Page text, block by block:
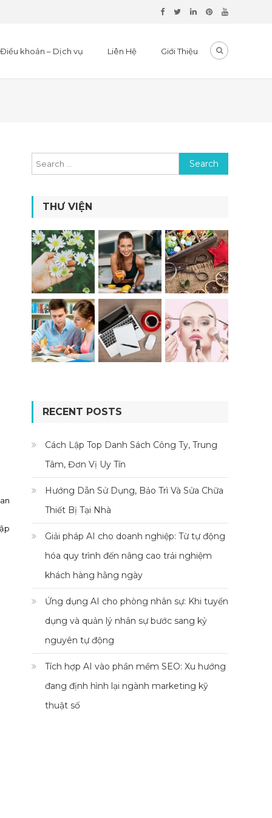
Điều khoản – Dịch vụ Liên Hệ Giới Thiệu
Search for:
THƯ VIỆN
RECENT POSTS
Cách Lập Top Danh Sách Công Ty, Trung
Tâm, Đơn Vị Uy Tín
Hướng Dẫn Sử Dụng, Bảo Trì Và Sửa Chữa
Thiết Bị Tại Nhà
Giải pháp AI cho doanh nghiệp: Từ tự động
hóa quy trình đến nâng cao trải nghiệm
khách hàng hằng ngày
Ứng dụng AI cho phòng nhân sự: Khi tuyển
dụng và quản lý nhân sự bước sang kỷ
nguyên tự động
Tích hợp AI vào phần mềm SEO: Xu hướng
đang định hình lại ngành marketing kỹ
thuật số